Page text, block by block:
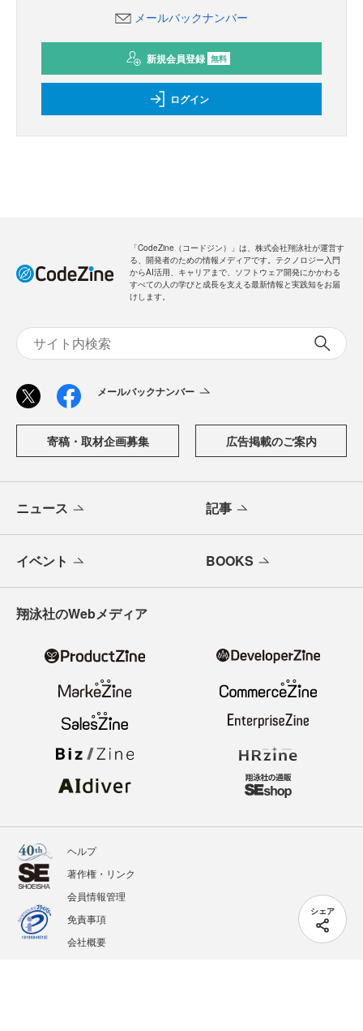
シェア
メールバックナンバー
新規会員登録 無料
ログイン
「CodeZine（コードジン）」は、株式会社翔泳社が運営す
る、開発者のための情報メディアです。テクノロジー入門
からAI活用、キャリアまで、ソフトウェア開発にかかわる
すべての人の学びと成長を支える最新情報と実践知をお届
けします。
メールバックナンバー
寄稿・取材企画募集 広告掲載のご案内
ニュース 記事
イベント BOOKS
翔泳社のWebメディア
ヘルプ
著作権・リンク
会員情報管理
免責事項
会社概要